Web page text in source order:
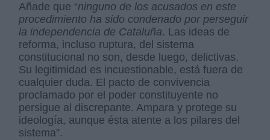
Añade que “ninguno de los acusados en este
procedimiento ha sido condenado por perseguir
la independencia de Cataluña. Las ideas de
reforma, incluso ruptura, del sistema
constitucional no son, desde luego, delictivas.
Su legitimidad es incuestionable, está fuera de
cualquier duda. El pacto de convivencia
proclamado por el poder constituyente no
persigue al discrepante. Ampara y protege su
ideología, aunque ésta atente a los pilares del
sistema”.